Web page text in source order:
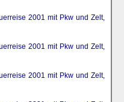
2001 mit Pkw und Zelt,
2001 mit Pkw und Zelt,
2001 mit Pkw und Zelt,